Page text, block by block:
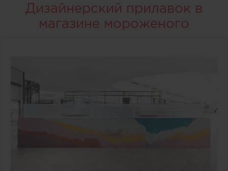
Дизайнерский прилавок в
магазине мороженого